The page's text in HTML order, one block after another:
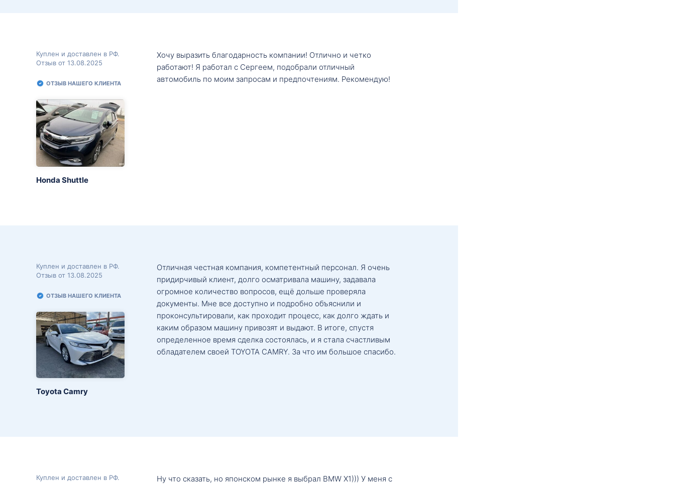
Куплен и доставлен в РФ.
Отзыв от 13.08.2025
ОТЗЫВ НАШЕГО КЛИЕНТА
Honda Shuttle
Хочу выразить благодарность компании! Отлично и четко
работают! Я работал с Сергеем, подобрали отличный
автомобиль по моим запросам и предпочтениям. Рекомендую!
Куплен и доставлен в РФ.
Отзыв от 13.08.2025
ОТЗЫВ НАШЕГО КЛИЕНТА
Toyota Camry
Отличная честная компания, компетентный персонал. Я очень
придирчивый клиент, долго осматривала машину, задавала
огромное количество вопросов, ещё дольше проверяла
документы. Мне все доступно и подробно объяснили и
проконсультировали, как проходит процесс, как долго ждать и
каким образом машину привозят и выдают. В итоге, спустя
определенное время сделка состоялась, и я стала счастливым
обладателем своей TOYOTA CAMRY. За что им большое спасибо.
Куплен и доставлен в РФ.
Ну что сказать, но японском рынке я выбрал BMW X1))) У меня с